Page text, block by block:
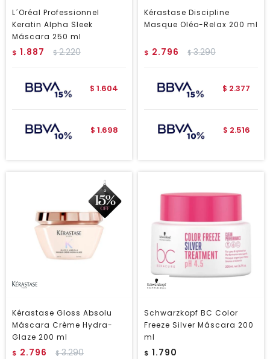
L´Oréal Professionnel
Keratin Alpha Sleek
Máscara 250 ml
$ 1.887 $2.220
$ 1.604
$ 1.698
Kérastase Discipline
Masque Oléo-Relax 200 ml
$ 2.796 $3.290
$ 2.377
$ 2.516
Kérastase Gloss Absolu
Máscara Crème Hydra-
Glaze 200 ml
$ 2.796 $3.290
Schwarzkopf BC Color
Freeze Silver Máscara 200
ml
$ 1.790